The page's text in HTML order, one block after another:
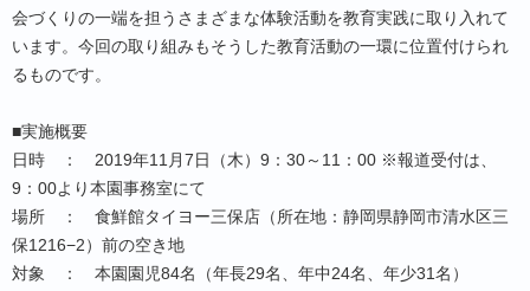
会づくりの一端を担うさまざまな体験活動を教育実践に取り入れて
います。今回の取り組みもそうした教育活動の一環に位置付けられ
るものです。
■実施概要
日時 ： 2019年11月7日（木）9：30～11：00 ※報道受付は、
9：00より本園事務室にて
場所 ： 食鮮館タイヨー三保店（所在地：静岡県静岡市清水区三
保1216−2）前の空き地
対象 ： 本園園児84名（年長29名、年中24名、年少31名）